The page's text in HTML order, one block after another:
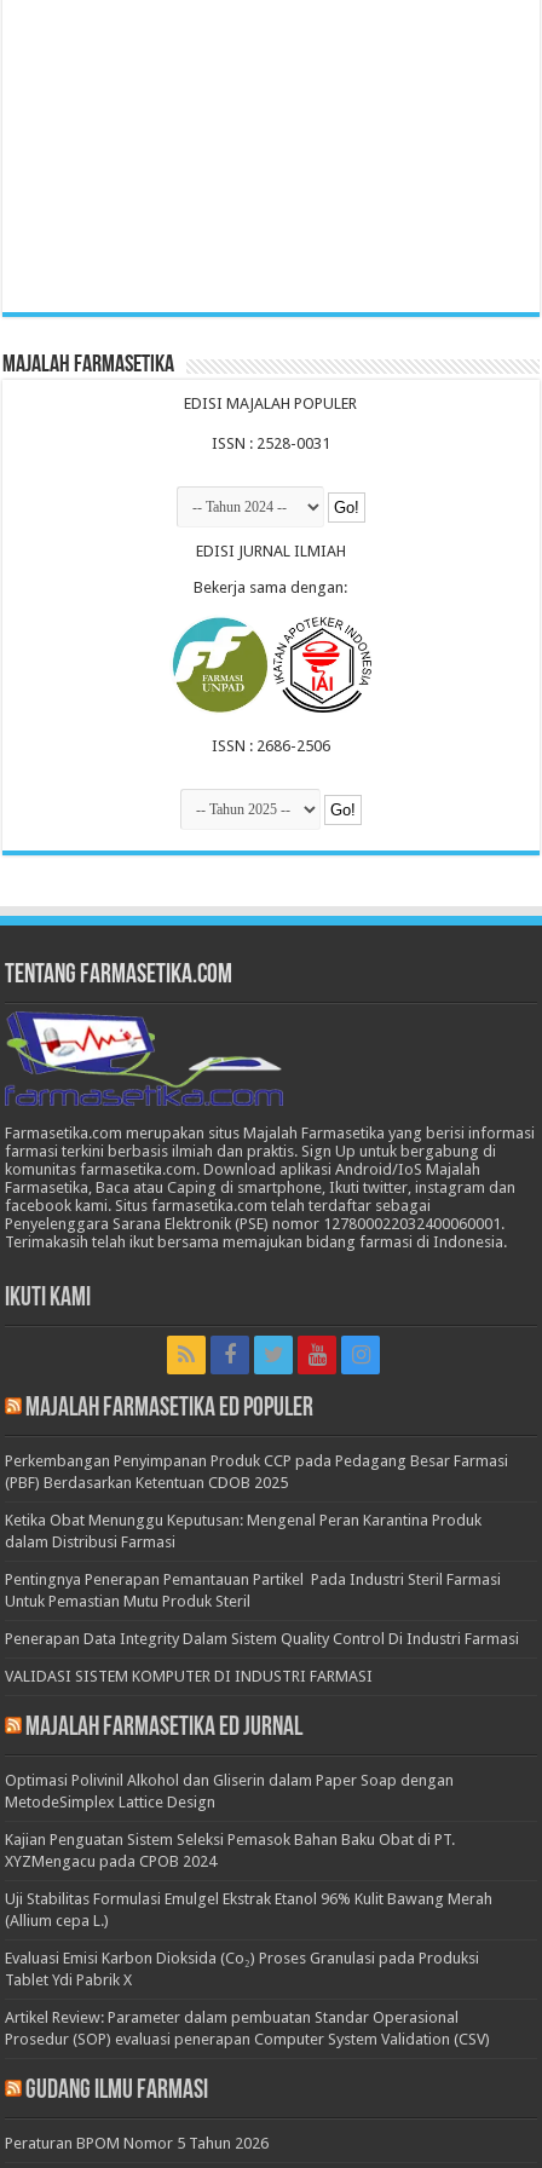
Majalah Farmasetika
EDISI MAJALAH POPULER
ISSN : 2528-0031
EDISI JURNAL ILMIAH
Bekerja sama dengan:
ISSN : 2686-2506
Tentang Farmasetika.com
Farmasetika.com merupakan situs Majalah Farmasetika yang berisi informasi
farmasi terkini berbasis ilmiah dan praktis. Sign Up untuk bergabung di
komunitas farmasetika.com. Download aplikasi Android/IoS Majalah
Farmasetika, Baca atau Caping di smartphone, Ikuti twitter, instagram dan
facebook kami. Situs farmasetika.com telah terdaftar sebagai
Penyelenggara Sarana Elektronik (PSE) nomor 127800022032400060001.
Terimakasih telah ikut bersama memajukan bidang farmasi di Indonesia.
Ikuti Kami
Majalah Farmasetika Ed Populer
Perkembangan Penyimpanan Produk CCP pada Pedagang Besar Farmasi
(PBF) Berdasarkan Ketentuan CDOB 2025
Ketika Obat Menunggu Keputusan: Mengenal Peran Karantina Produk
dalam Distribusi Farmasi
Pentingnya Penerapan Pemantauan Partikel Pada Industri Steril Farmasi
Untuk Pemastian Mutu Produk Steril
Penerapan Data Integrity Dalam Sistem Quality Control Di Industri Farmasi
VALIDASI SISTEM KOMPUTER DI INDUSTRI FARMASI
Majalah Farmasetika Ed Jurnal
Optimasi Polivinil Alkohol dan Gliserin dalam Paper Soap dengan
MetodeSimplex Lattice Design
Kajian Penguatan Sistem Seleksi Pemasok Bahan Baku Obat di PT.
XYZMengacu pada CPOB 2024
Uji Stabilitas Formulasi Emulgel Ekstrak Etanol 96% Kulit Bawang Merah
(Allium cepa L.)
Evaluasi Emisi Karbon Dioksida (Co₂) Proses Granulasi pada Produksi
Tablet Ydi Pabrik X
Artikel Review: Parameter dalam pembuatan Standar Operasional
Prosedur (SOP) evaluasi penerapan Computer System Validation (CSV)
Gudang Ilmu Farmasi
Peraturan BPOM Nomor 5 Tahun 2026